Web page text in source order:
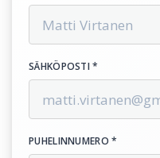
SÄHKÖPOSTI *
PUHELINNUMERO *